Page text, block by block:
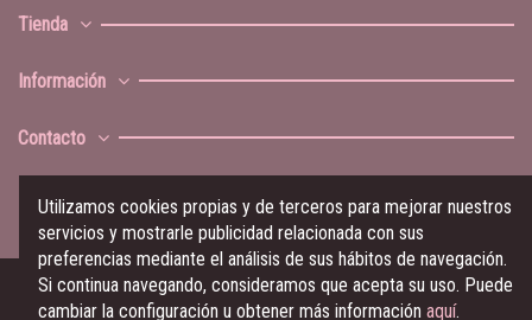
Tienda
Información
Contacto
Utilizamos cookies propias y de terceros para mejorar nuestros
servicios y mostrarle publicidad relacionada con sus
preferencias mediante el análisis de sus hábitos de navegación.
Si continua navegando, consideramos que acepta su uso. Puede
cambiar la configuración u obtener más información aquí.